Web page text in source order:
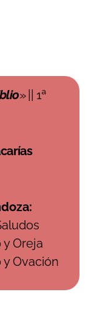
» || 1ª
y Oreja
y Ovación